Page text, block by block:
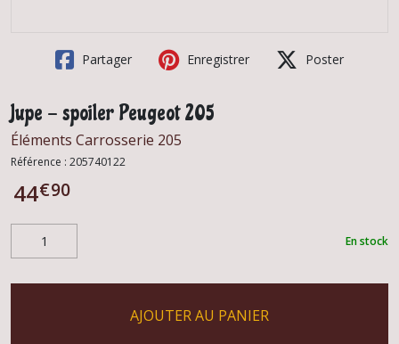
Partager Enregistrer Poster
Jupe - spoiler Peugeot 205
Éléments Carrosserie 205
Référence : 205740122
44€90
En stock
AJOUTER AU PANIER